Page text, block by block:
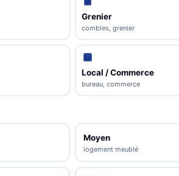
Grenier
combles, grenier
Local / Commerce
bureau, commerce
Moyen
logement meublé